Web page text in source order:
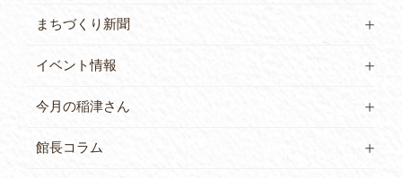
まちづくり新聞
イベント情報
今月の稲津さん
館長コラム